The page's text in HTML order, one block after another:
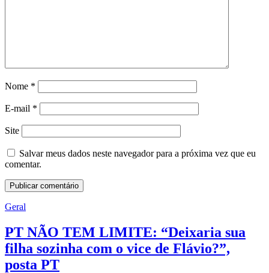
Nome *
E-mail *
Site
Salvar meus dados neste navegador para a próxima vez que eu
comentar.
Geral
PT NÃO TEM LIMITE: “Deixaria sua
filha sozinha com o vice de Flávio?”,
posta PT